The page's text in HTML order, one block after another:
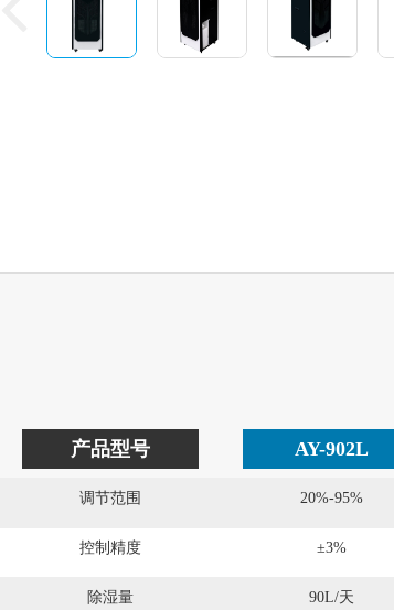
产品型号
调节范围
控制精度
除湿量
AY-902L
20%-95%
±3%
90L/天